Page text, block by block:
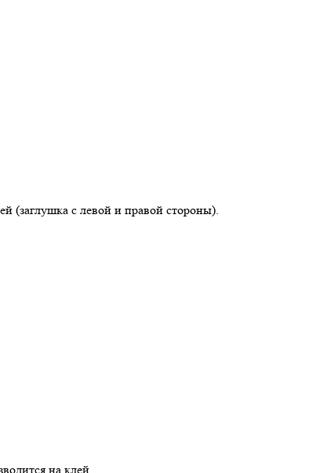
(заглушка с левой и правой стороны).
на клей.